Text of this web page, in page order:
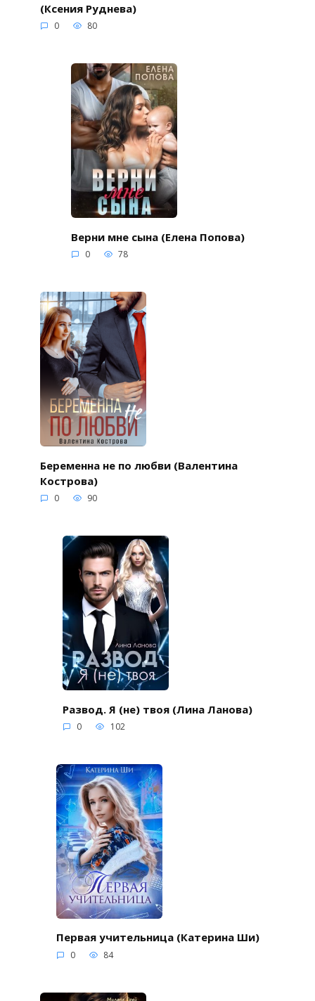
(Ксения Руднева)
0 80
Верни мне сына (Елена Попова)
0 78
Беременна не по любви (Валентина
Кострова)
0 90
Развод. Я (не) твоя (Лина Ланова)
0 102
Первая учительница (Катерина Ши)
0 84